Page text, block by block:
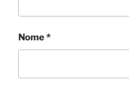
Nome*